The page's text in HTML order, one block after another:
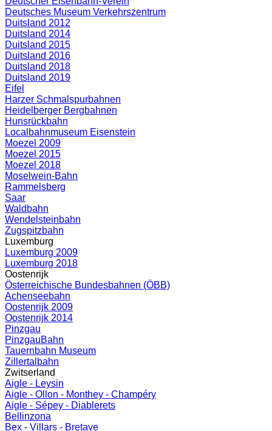
Deutsches Museum Verkehrszentrum
Duitsland 2012
Duitsland 2014
Duitsland 2015
Duitsland 2016
Duitsland 2018
Duitsland 2019
Eifel
Harzer Schmalspurbahnen
Heidelberger Bergbahnen
Hunsrückbahn
Localbahnmuseum Eisenstein
Moezel 2009
Moezel 2015
Moezel 2018
Moselwein-Bahn
Rammelsberg
Saar
Waldbahn
Wendelsteinbahn
Zugspitzbahn
Luxemburg
Luxemburg 2009
Luxemburg 2018
Oostenrijk
Österreichische Bundesbahnen (ÖBB)
Achenseebahn
Oostenrijk 2009
Oostenrijk 2014
Pinzgau
PinzgauBahn
Tauernbahn Museum
Zillertalbahn
Zwitserland
Aigle - Leysin
Aigle - Ollon - Monthey - Champéry
Aigle - Sépey - Diablerets
Bellinzona
Bex - Villars - Bretaye